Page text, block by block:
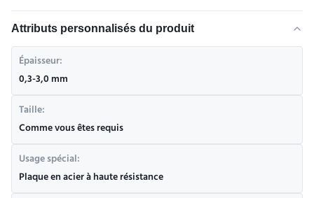
Attributs personnalisés du produit
Épaisseur:
0,3-3,0 mm
Taille:
Comme vous êtes requis
Usage spécial:
Plaque en acier à haute résistance